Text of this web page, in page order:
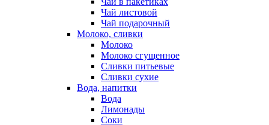
Чай листовой
Чай подарочный
Молоко, сливки
Молоко
Молоко сгущенное
Сливки питьевые
Сливки сухие
Вода, напитки
Вода
Лимонады
Соки